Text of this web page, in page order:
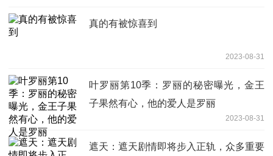
真的有被惊喜到
2023-08-31
叶罗丽第10季：罗丽的秘密曝光，金王
子果然有心，他的爱人是罗丽
2023-08-31
遮天：遮天剧情即将步入正轨，众多重要